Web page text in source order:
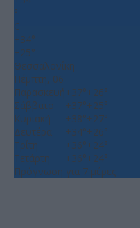
°
C
+34°
+25°
Θεσσαλονίκη
Πέμπτη, 06
Παρασκευή+37°+26°
Σάββατο
+37°+25°
Κυριακή
+38°+27°
Δευτέρα
+34°+26°
Τρίτη
+36°+24°
Τετάρτη
+36°+24°
Πρόγνωση για 7 μέρες